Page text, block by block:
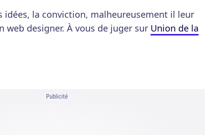
idées, la conviction, malheureusement il leur
web designer. À vous de juger sur Union de la
Publicité